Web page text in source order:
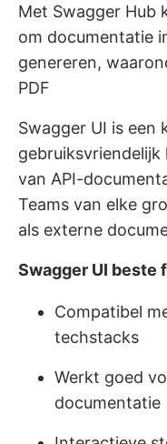
Met Swagger Hub
om documentatie
genereren,
PDF
Swagger UI is een
van API-
Teams van elke
als externe
Swagger UI beste
Compatibel
techstacks
Werkt goed
documentatie